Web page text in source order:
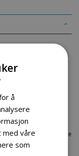
3mtil markedets beste
Vi har et stort
Velkommen
å
våre
som